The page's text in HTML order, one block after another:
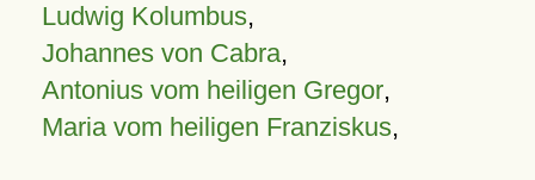
Ludwig Kolumbus,
Johannes von Cabra,
Antonius vom heiligen Gregor,
Maria vom heiligen Franziskus,